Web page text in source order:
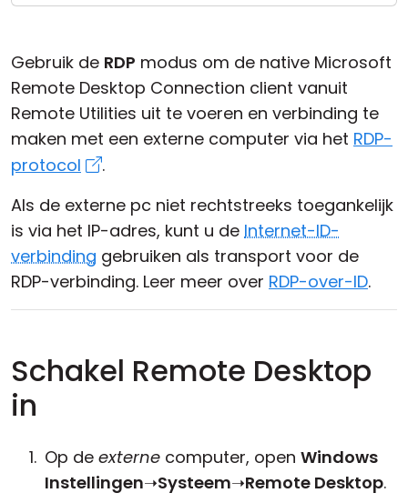
Gebruik de RDP modus om de native Microsoft
Remote Desktop Connection client vanuit
Remote Utilities uit te voeren en verbinding te
maken met een externe computer via het RDP-
protocol
.
Als de externe pc niet rechtstreeks toegankelijk
is via het IP-adres, kunt u de Internet-ID-
verbinding gebruiken als transport voor de
RDP-verbinding. Leer meer over RDP-over-ID.
Schakel Remote Desktop
in
Op de externe computer, open Windows
Instellingen➝Systeem➝Remote Desktop.